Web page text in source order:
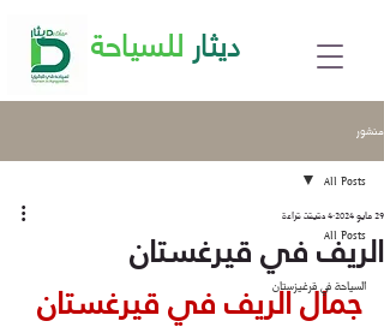
ديثار للسياحة
منشور
All Posts
السياحة في قرغيزستان
All Posts
الريف في قيرغستان
29 مايو 2024 4 دقيقة قراءة
جمال الريف في قيرغستان